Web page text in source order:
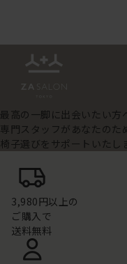
最高の一脚に出会いたい方
専門スタッフがあなたのた
椅子選びをサポートいたし
3,980円以上の
ご購入で
送料無料